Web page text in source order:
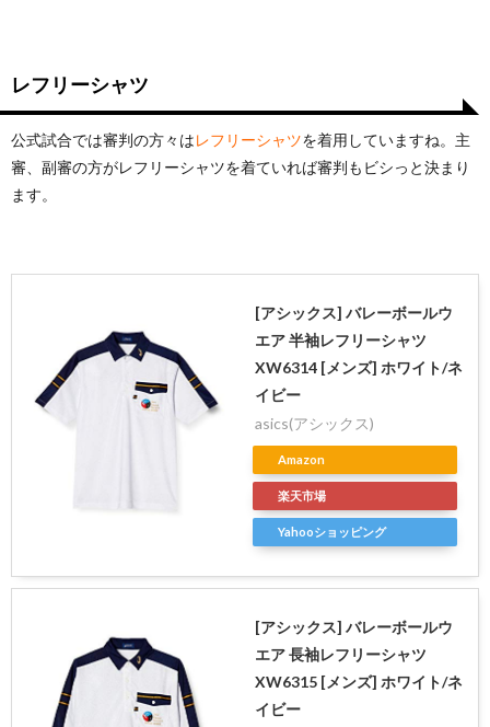
レフリーシャツ
公式試合では審判の方々はレフリーシャツを着用していますね。主
審、副審の方がレフリーシャツを着ていれば審判もビシっと決まり
ます。
[アシックス] バレーボールウ
エア 半袖レフリーシャツ
XW6314 [メンズ] ホワイト/ネ
イビー
asics(アシックス)
Amazon
楽天市場
Yahooショッピング
[アシックス] バレーボールウ
エア 長袖レフリーシャツ
XW6315 [メンズ] ホワイト/ネ
イビー